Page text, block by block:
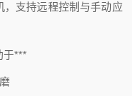
，支持远程控制与手动应
于***